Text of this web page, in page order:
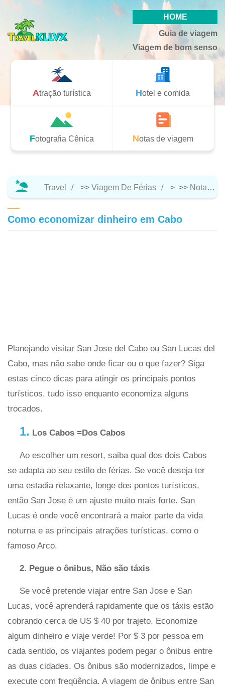
HOME
Guia de viagem
Viagem de bom senso
Atração turística Hotel e comida
Fotografia Cênica Notas de viagem
Travel >> Viagem De Férias > >> Notas De Viagem
Como economizar dinheiro em Cabo
Planejando visitar San Jose del Cabo ou San Lucas del
Cabo, mas não sabe onde ficar ou o que fazer? Siga
estas cinco dicas para atingir os principais pontos
turísticos, tudo isso enquanto economiza alguns
trocados.
1. Los Cabos =Dos Cabos
Ao escolher um resort, saiba qual dos dois Cabos
se adapta ao seu estilo de férias. Se você deseja ter
uma estadia relaxante, longe dos pontos turísticos,
então San Jose é um ajuste muito mais forte. San
Lucas é onde você encontrará a maior parte da vida
noturna e as principais atrações turísticas, como o
famoso Arco.
2. Pegue o ônibus, Não são táxis
Se você pretende viajar entre San Jose e San
Lucas, você aprenderá rapidamente que os táxis estão
cobrando cerca de US $ 40 por trajeto. Economize
algum dinheiro e viaje verde! Por $ 3 por pessoa em
cada sentido, os viajantes podem pegar o ônibus entre
as duas cidades. Os ônibus são modernizados, limpe e
execute com freqüência. A viagem de ônibus entre San